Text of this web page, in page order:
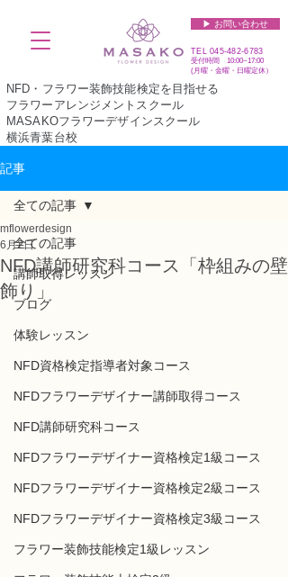
▶︎ お問い合わせ
TEL045-482-6783
受付時間 10:00~17:00​​​
(​月曜・金曜・日曜定休）
NFD・フラワー装飾技能検定を目指せる
フラワーアレンジメントスクール
MASAKOフラワーデザインスクール
横浜青葉台校
記事
全ての記事
講師取得レッスン
ブログ
体験レッスン
NFD資格検定指導者対象コース
NFDフラワーデザイナー講師取得コース
NFD講師研究科コース
NFDフラワーデザイナー資格検定1級コース
NFDフラワーデザイナー資格検定2級コース
NFDフラワーデザイナー資格検定3級コース
フラワー装飾技能検定1級レッスン
全ての記事
NFD講師研究科コース「枠組みの壁
飾り」
mflowerdesign
6月2日